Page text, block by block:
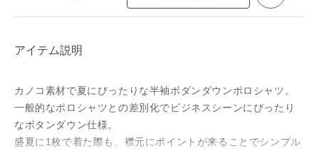
アイテム説明
カノコ素材で夏にぴったりな半袖ボダンダウンポロシャツ。
一般的なポロシャツとの差別化でビジネスシーンにぴったり
なボタンダウン仕様。
盛夏に1枚で着た際も、襟元にポイントが来ることでシンプル